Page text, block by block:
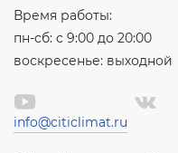
Время работы:
пн-сб: с 9:00 до 20:00
воскресенье: выходной
info@citiclimat.ru